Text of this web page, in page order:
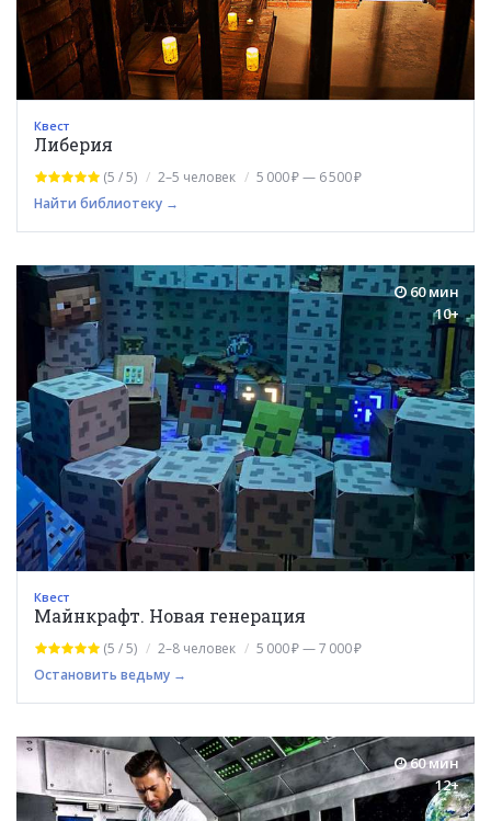
Квест
Либерия
(5 / 5) 2–5 человек
5 000 ₽ — 6 500 ₽
Найти библиотеку →
60 мин
10+
Квест
Майнкрафт. Новая генерация
(5 / 5) 2–8 человек
5 000 ₽ — 7 000 ₽
Остановить ведьму →
60 мин
12+